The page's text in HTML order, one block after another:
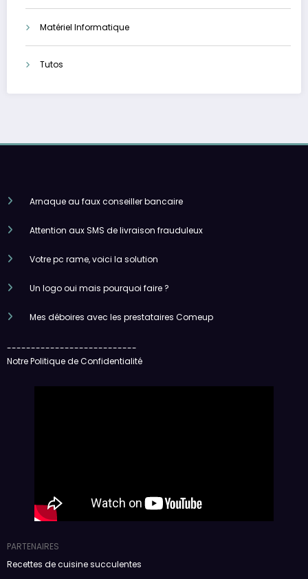
Matériel Informatique
Tutos
Arnaque au faux conseiller bancaire
Attention aux SMS de livraison frauduleux
Votre pc rame, voici la solution
Un logo oui mais pourquoi faire ?
Mes déboires avec les prestataires Comeup
---------------------------
Notre Politique de Confidentialité
PARTENAIRES
Recettes de cuisine succulentes